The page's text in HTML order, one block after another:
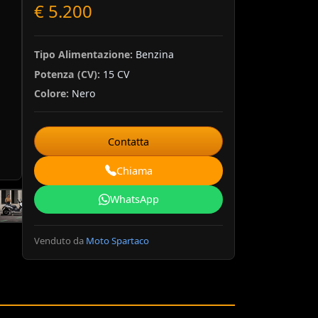
€ 5.200
Tipo Alimentazione: Benzina
Potenza (CV): 15 CV
Colore: Nero
Contatta
Chiama
WhatsApp
Venduto da Moto Spartaco